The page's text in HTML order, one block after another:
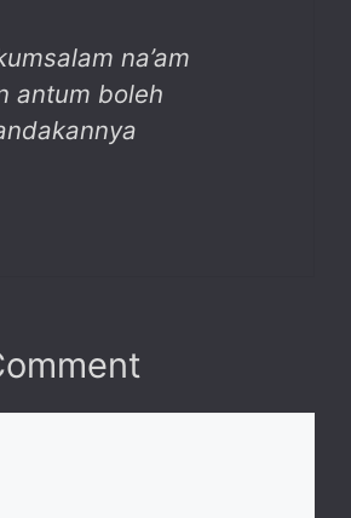
na’am
antum boleh